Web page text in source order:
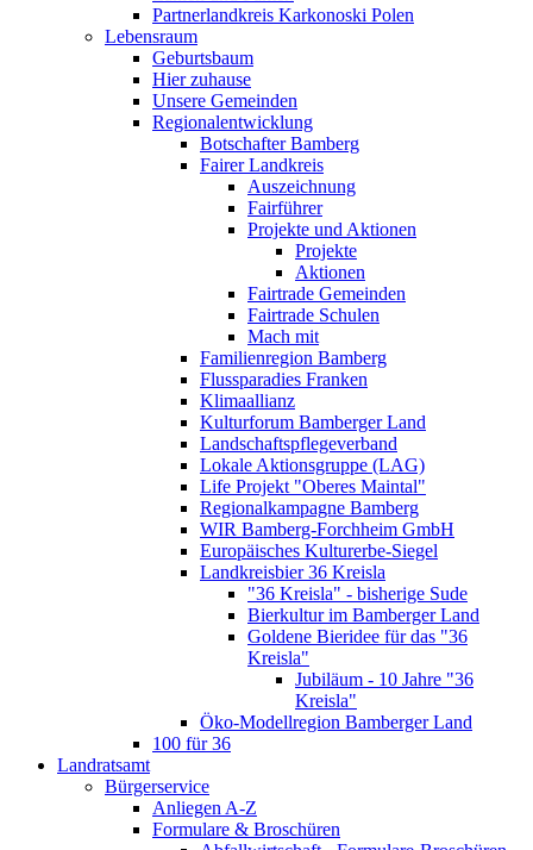
Partnerlandkreis Karkonoski Polen
Lebensraum
Geburtsbaum
Hier zuhause
Unsere Gemeinden
Regionalentwicklung
Botschafter Bamberg
Fairer Landkreis
Auszeichnung
Fairführer
Projekte und Aktionen
Projekte
Aktionen
Fairtrade Gemeinden
Fairtrade Schulen
Mach mit
Familienregion Bamberg
Flussparadies Franken
Klimaallianz
Kulturforum Bamberger Land
Landschaftspflegeverband
Lokale Aktionsgruppe (LAG)
Life Projekt "Oberes Maintal"
Regionalkampagne Bamberg
WIR Bamberg-Forchheim GmbH
Europäisches Kulturerbe-Siegel
Landkreisbier 36 Kreisla
"36 Kreisla" - bisherige Sude
Bierkultur im Bamberger Land
Goldene Bieridee für das "36
Kreisla"
Jubiläum - 10 Jahre "36
Kreisla"
Öko-Modellregion Bamberger Land
100 für 36
Landratsamt
Bürgerservice
Anliegen A-Z
Formulare & Broschüren